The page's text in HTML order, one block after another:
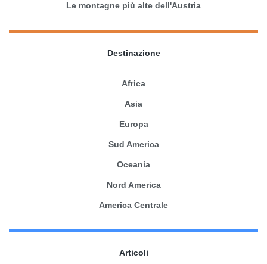
Le montagne più alte dell'Austria
Destinazione
Africa
Asia
Europa
Sud America
Oceania
Nord America
America Centrale
Articoli